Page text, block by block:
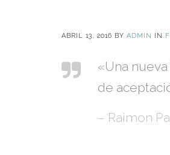
ABRIL 13, 2016 BY ADMIN IN
«Una
de
– Raimon